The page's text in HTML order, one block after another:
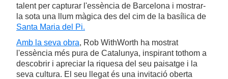
talent per capturar l'essència de Barcelona i mostrar-
la sota una llum màgica des del cim de la basílica de
Santa Maria del Pi.
Amb la seva obra, Rob WithWorth ha mostrat
l'essència més pura de Catalunya, inspirant tothom a
descobrir i apreciar la riquesa del seu paisatge i la
seva cultura. El seu llegat és una invitació oberta